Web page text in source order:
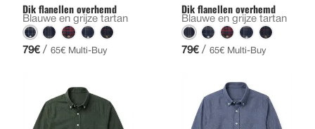
Dik flanellen overhemd
Blauwe en grijze tartan
79€ / 65€ Multi-Buy
Dik flanellen overhemd
Blauwe en grijze tartan
79€ / 65€ Multi-Buy